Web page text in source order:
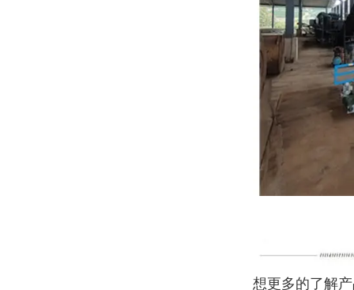
想更多的了解